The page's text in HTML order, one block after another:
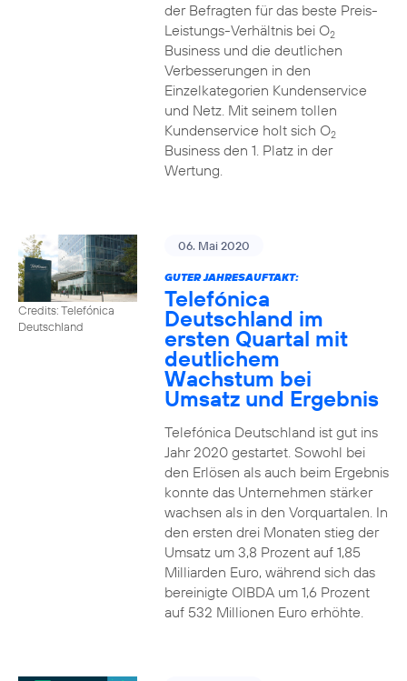
der Befragten für das beste Preis-
Leistungs-Verhältnis bei O2
Business und die deutlichen
Verbesserungen in den
Einzelkategorien Kundenservice
und Netz. Mit seinem tollen
Kundenservice holt sich O2
Business den 1. Platz in der
Wertung.
Credits: Telefónica
Deutschland
06. Mai 2020
GUTER JAHRESAUFTAKT:
Telefónica
Deutschland im
ersten Quartal mit
deutlichem
Wachstum bei
Umsatz und Ergebnis
Telefónica Deutschland ist gut ins
Jahr 2020 gestartet. Sowohl bei
den Erlösen als auch beim Ergebnis
konnte das Unternehmen stärker
wachsen als in den Vorquartalen. In
den ersten drei Monaten stieg der
Umsatz um 3,8 Prozent auf 1,85
Milliarden Euro, während sich das
bereinigte OIBDA um 1,6 Prozent
auf 532 Millionen Euro erhöhte.